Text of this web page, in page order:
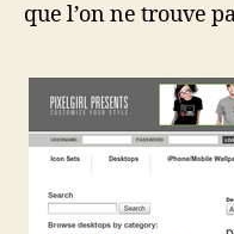
que l’on ne trouve